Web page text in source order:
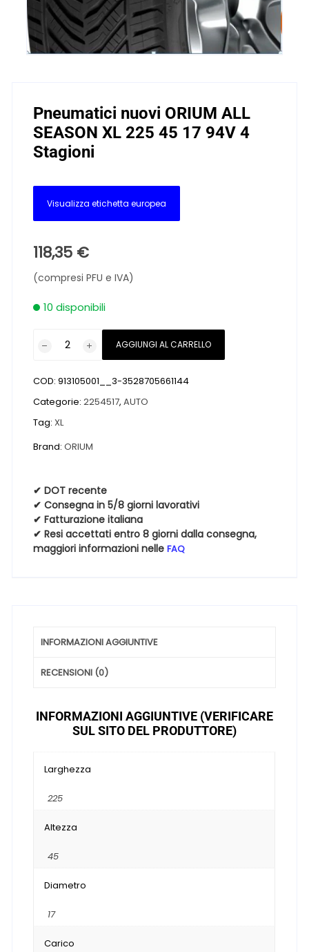
Pneumatici nuovi ORIUM ALL
SEASON XL 225 45 17 94V 4
Stagioni
Visualizza etichetta europea
118,35 €
(compresi PFU e IVA)
10 disponibili
ALL
SEASON
XL
45
94V
4
Stagioni
quantità
AGGIUNGI AL CARRELLO
COD:913105001__3-3528705661144
Categorie:2254517,AUTO
Tag:XL
Brand:ORIUM
✔ DOT recente
✔ Consegna in 5/8 giorni lavorativi
✔ Fatturazione italiana
✔ Resi accettati entro 8 giorni dalla consegna,
maggiori informazioni nelleFAQ
INFORMAZIONI AGGIUNTIVE
RECENSIONI (0)
INFORMAZIONI AGGIUNTIVE (VERIFICARE
SUL SITO DEL PRODUTTORE)
Larghezza
225
Altezza
45
Diametro
17
Carico